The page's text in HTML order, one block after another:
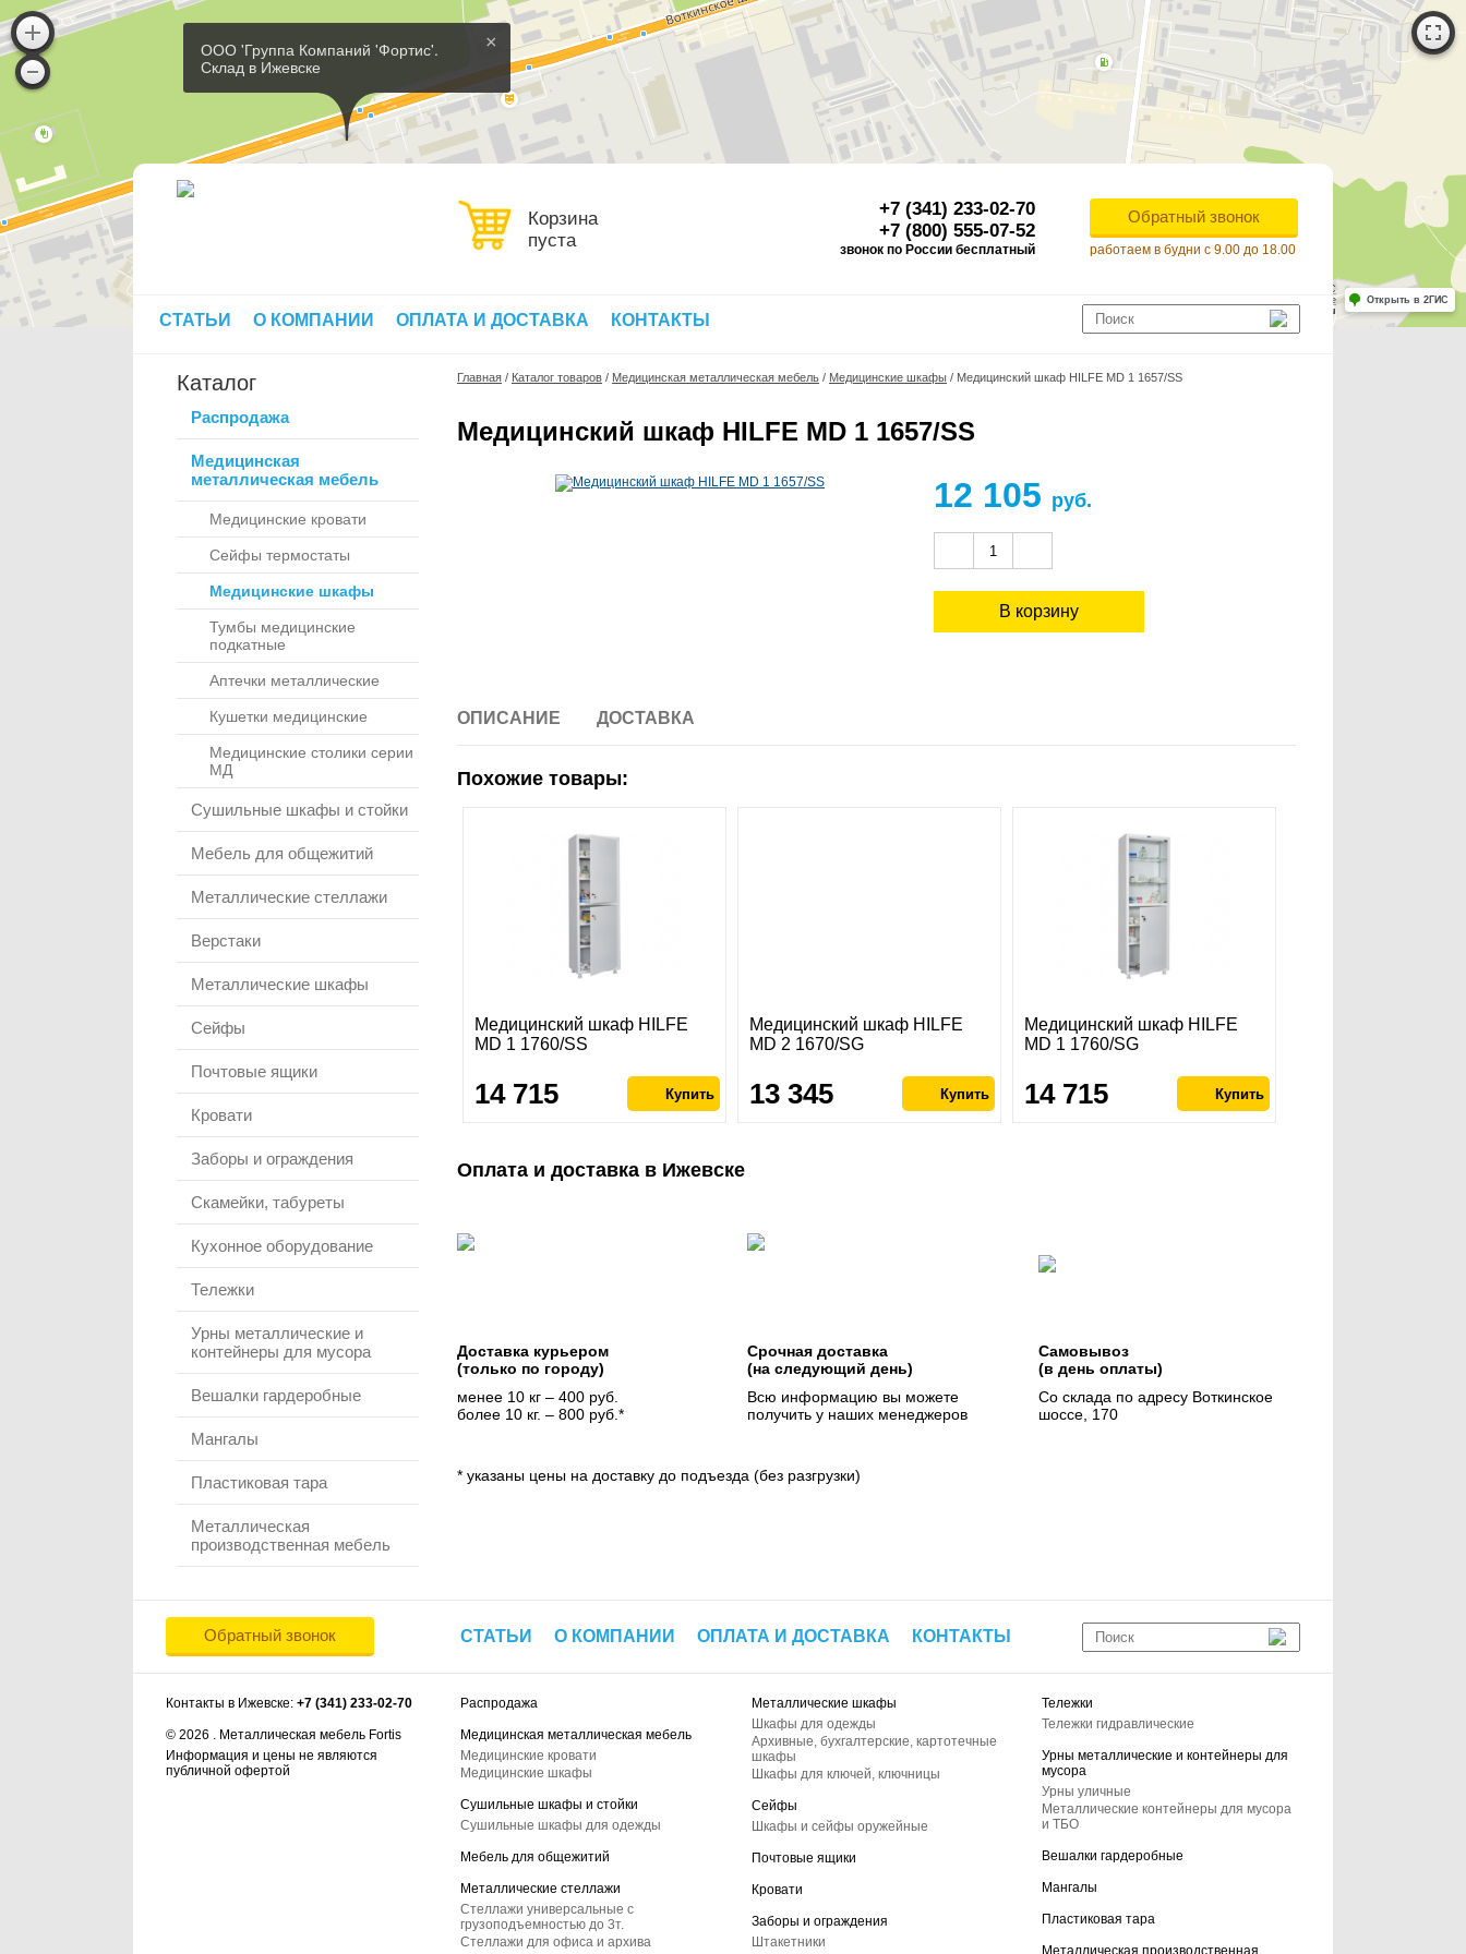
×
ООО 'Группа Компаний 'Фортис'.
Склад в Ижевске
Работает на API 2ГИС
Лицензионное соглашение
Для корректной работы Raster JS API нужен ключ. Помощь: api@2gis.ru
Открыть в 2ГИС
Корзина
пуста
+7 (341) 233-02-70
+7 (800) 555-07-52
звонок по России бесплатный
Обратный звонок
работаем в будни с 9.00 до 18.00
СТАТЬИ О КОМПАНИИ ОПЛАТА И ДОСТАВКА КОНТАКТЫ
Каталог
Распродажа
Медицинская
металлическая мебель
Медицинские кровати
Сейфы термостаты
Медицинские шкафы
Тумбы медицинские
подкатные
Аптечки металлические
Кушетки медицинские
Медицинские столики серии
МД
Сушильные шкафы и стойки
Мебель для общежитий
Металлические стеллажи
Верстаки
Металлические шкафы
Сейфы
Почтовые ящики
Кровати
Заборы и ограждения
Скамейки, табуреты
Кухонное оборудование
Тележки
Урны металлические и
контейнеры для мусора
Вешалки гардеробные
Мангалы
Пластиковая тара
Металлическая
производственная мебель
Главная / Каталог товаров / Медицинская металлическая мебель / Медицинские шкафы / Медицинский шкаф HILFE MD 1 1657/SS
Медицинский шкаф HILFE MD 1 1657/SS
12 105 руб.
ОПИСАНИЕ ДОСТАВКА
Похожие товары:
Медицинский шкаф HILFE
MD 1 1760/SS
14 715
Медицинский шкаф HILFE
MD 2 1670/SG
13 345
Медицинский шкаф HILFE
MD 1 1760/SG
14 715
Оплата и доставка в Ижевске
Доставка курьером
(только по городу)
менее 10 кг – 400 руб.
более 10 кг. – 800 руб.*
Срочная доставка
(на следующий день)
Всю информацию вы можете
получить у наших менеджеров
Самовывоз
(в день оплаты)
Со склада по адресу Воткинское
шоссе, 170
* указаны цены на доставку до подъезда (без разгрузки)
Обратный звонок СТАТЬИ О КОМПАНИИ ОПЛАТА И ДОСТАВКА КОНТАКТЫ
Контакты в Ижевске: +7 (341) 233-02-70
© 2026 . Металлическая мебель Fortis
Информация и цены не являются
публичной офертой
Распродажа
Медицинская металлическая мебель
Медицинские кровати
Медицинские шкафы
Сушильные шкафы и стойки
Сушильные шкафы для одежды
Мебель для общежитий
Металлические стеллажи
Стеллажи универсальные с
грузоподъемностью до 3т.
Стеллажи для офиса и архива
Металлические шкафы
Шкафы для одежды
Архивные, бухгалтерские, картотечные
шкафы
Шкафы для ключей, ключницы
Сейфы
Шкафы и сейфы оружейные
Почтовые ящики
Кровати
Заборы и ограждения
Штакетники
Тележки
Тележки гидравлические
Урны металлические и контейнеры для
мусора
Урны уличные
Металлические контейнеры для мусора
и ТБО
Вешалки гардеробные
Мангалы
Пластиковая тара
Металлическая производственная